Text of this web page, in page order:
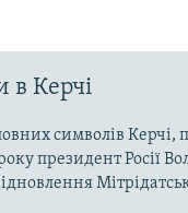
в Керчі
символів Керчі,
президент Росії